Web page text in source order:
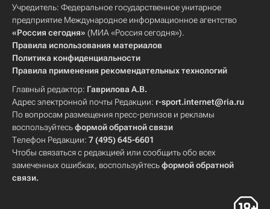
Учредитель: Федеральное государственное унитарное
предприятие Международное информационное агентство
«Россия сегодня» (МИА «Россия сегодня»).
Правила использования материалов
Политика конфиденциальности
Правила применения рекомендательных технологий
Главный редактор: Гаврилова А.В.
Адрес электронной почты Редакции: r-sport.internet@ria.ru
По вопросам размещения пресс-релизов и рекламы
воспользуйтесьформой обратной связи
Телефон Редакции: 7 (495) 645-6601
Чтобы связаться с редакцией или сообщить обо всех
замеченных ошибках, воспользуйтесьформой обратной
связи.